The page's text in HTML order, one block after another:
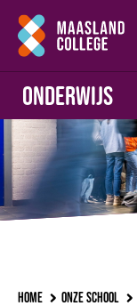
Onderwijs
Home Onze school